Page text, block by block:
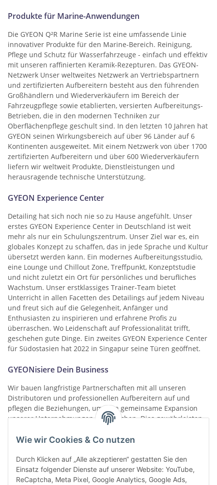
Wie wir Cookies & Co nutzen
Durch Klicken auf „Alle akzeptieren“ gestatten Sie den
Einsatz folgender Dienste auf unserer Website: YouTube,
ReCaptcha, Meta Pixel, Google Analytics, Google Ads,
Produkte für Marine-Anwendungen
Die GYEON Q²R Marine Serie ist eine umfassende Linie
innovativer Produkte für den Marine-Bereich. Reinigung,
Pflege und Schutz für Wasserfahrzeuge - einfach und effektiv
mit unseren raffinierten Keramik-Rezepturen. Das GYEON-
Netzwerk Unser weltweites Netzwerk an Vertriebspartnern
und zertifizierten Aufbereitern besteht aus den führenden
Großhändlern und Wiederverkäufern im Bereich der
Fahrzeugpflege sowie etablierten, versierten Aufbereitungs-
Betrieben, die in den modernen Techniken zur
Oberflächenpflege geschult sind. In den letzten 10 Jahren hat
GYEON seinen Wirkungsbereich auf über 96 Länder auf 6
Kontinenten ausgeweitet. Mit einem Netzwerk von über 1700
zertifizierten Aufbereitern und über 600 Wiederverkäufern
liefern wir weltweit Produkte, Dienstleistungen und
herausragende technische Unterstützung.
GYEON Experience Center
Detailing hat sich noch nie so zu Hause angefühlt. Unser
erstes GYEON Experience Center in Deutschland ist weit
mehr als nur ein Schulungszentrum. Unser Ziel war es, ein
globales Konzept zu schaffen, das in jede Sprache und Kultur
übersetzt werden kann. Ein modernes Aufbereitungsstudio,
eine Lounge und Chillout Zone, Treffpunkt, Konzeptstudie
und nicht zuletzt ein Ort für persönliches und berufliches
Wachstum. Unser erstklassiges Trainer-Team bietet
Unterricht in allen Facetten des Detailings auf jedem Niveau
und freut sich auf die Gelegenheit, Anfänger und
Enthusiasten zu inspirieren und erfahrene Profis zu
überraschen. Wo Leidenschaft auf Professionalität trifft,
geschehen gute Dinge. Ein zweites GYEON Experience Center
für Südostasien hat 2022 in Singapur seine Türen geöffnet.
GYEONisiere Dein Business
Wir bauen langfristige Partnerschaften mit all unseren
Distributoren und professionellen Aufbereitern auf und
pflegen die Beziehungen, um eine gemeinsame Expansion
unserer Unternehmungen zu erreichen. Dies gewährleisten
wir nicht nur durch die Bereitstellung der erstklassigen
GYEON Produkte und Accessoires, sondern auch durch
über unseren Kundenservice, eine Smartphone-App und
diverse Social-Media-Kanäle.